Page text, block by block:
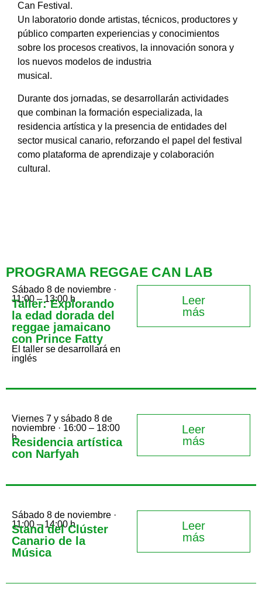
Can Festival.
Un laboratorio donde artistas, técnicos, productores y
público comparten experiencias y conocimientos
sobre los procesos creativos, la innovación sonora y
los nuevos modelos de industria
musical.
Durante dos jornadas, se desarrollarán actividades
que combinan la formación especializada, la
residencia artística y la presencia de entidades del
sector musical canario, reforzando el papel del festival
como plataforma de aprendizaje y colaboración
cultural.
PROGRAMA REGGAE CAN LAB
Sábado 8 de noviembre ·
11:00 – 13:00 h
Taller: Explorando
la edad dorada del
reggae jamaicano
con Prince Fatty
El taller se desarrollará en
inglés
Leer
más
Viernes 7 y sábado 8 de
noviembre · 16:00 – 18:00
h
Residencia artística
con Narfyah
Leer
más
Sábado 8 de noviembre ·
11:00 – 14:00 h
Stand del Clúster
Canario de la
Música
Leer
más